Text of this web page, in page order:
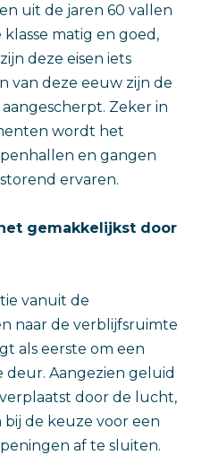
uit de jaren 60 vallen
matig en goed,
deze eisen iets
van deze eeuw zijn de
Zeker in
wordt het
en gangen
ervaren.
gemakkelijkst door
vanuit de
naar de verblijfsruimte
als eerste om een
Aangezien geluid
door de lucht,
de keuze voor een
af te sluiten.